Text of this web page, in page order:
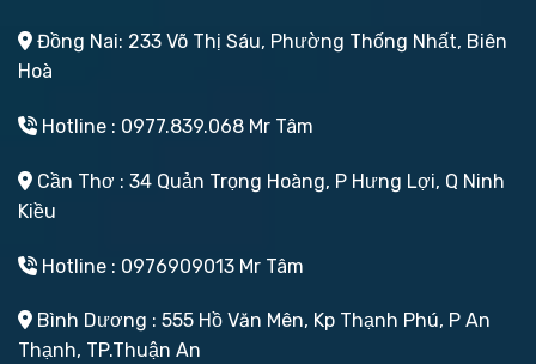
Đồng Nai: 233 Võ Thị Sáu, Phường Thống Nhất, Biên
Hoà
Hotline : 0977.839.068 Mr Tâm
Cần Thơ : 34 Quản Trọng Hoàng, P Hưng Lợi, Q Ninh
Kiều
Hotline : 0976909013 Mr Tâm
Bình Dương : 555 Hồ Văn Mên, Kp Thạnh Phú, P An
Thạnh, TP.Thuận An